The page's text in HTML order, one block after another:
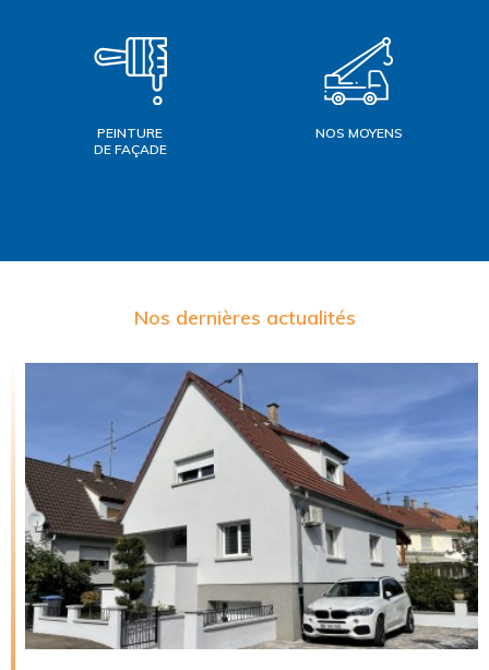
PEINTURE
DE FAÇADE
NOS MOYENS
Nos dernières actualités